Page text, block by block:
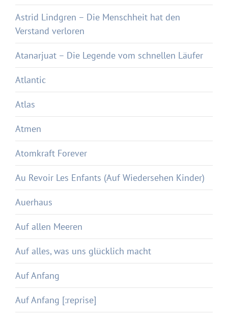
Astrid Lindgren – Die Menschheit hat den
Verstand verloren
Atanarjuat – Die Legende vom schnellen Läufer
Atlantic
Atlas
Atmen
Atomkraft Forever
Au Revoir Les Enfants (Auf Wiedersehen Kinder)
Auerhaus
Auf allen Meeren
Auf alles, was uns glücklich macht
Auf Anfang
Auf Anfang [:reprise]